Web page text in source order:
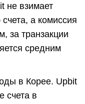
не взимает
а комиссия
за транзакции
средним
в Корее. Upbit
счета в